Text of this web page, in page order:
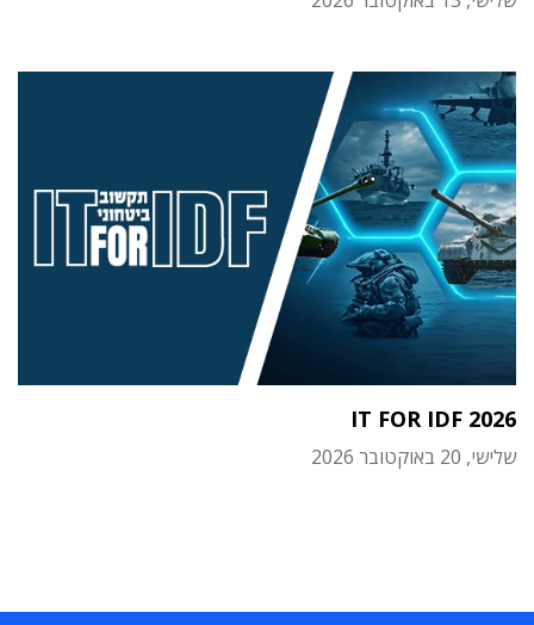
IT FOR IDF 2026
שלישי, 20 באוקטובר 2026